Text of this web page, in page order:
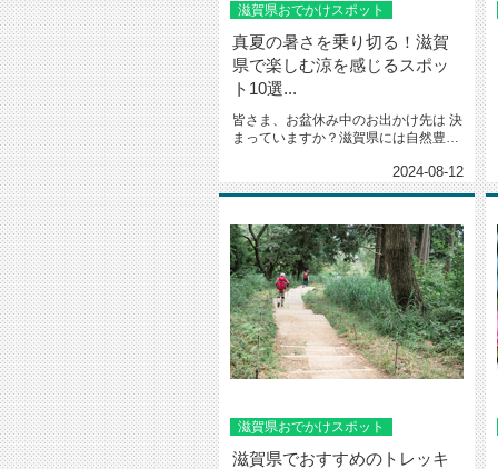
滋賀県おでかけスポット
真夏の暑さを乗り切る！滋賀
県で楽しむ涼を感じるスポッ
ト10選...
皆さま、お盆休み中のお出かけ先は 決
まっていますか？滋賀県には自然豊か
2024-08-12
滋賀県おでかけスポット
滋賀県でおすすめのトレッキ